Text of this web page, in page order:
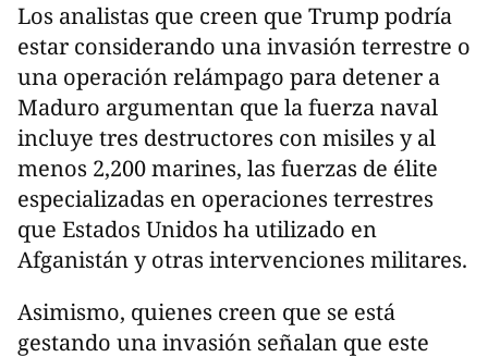
Los analistas que creen que Trump podría
estar considerando una invasión terrestre o
una operación relámpago para detener a
Maduro argumentan que la fuerza naval
incluye tres destructores con misiles y al
menos 2,200 marines, las fuerzas de élite
especializadas en operaciones terrestres
que Estados Unidos ha utilizado en
Afganistán y otras intervenciones militares.
Asimismo, quienes creen que se está
gestando una invasión señalan que este